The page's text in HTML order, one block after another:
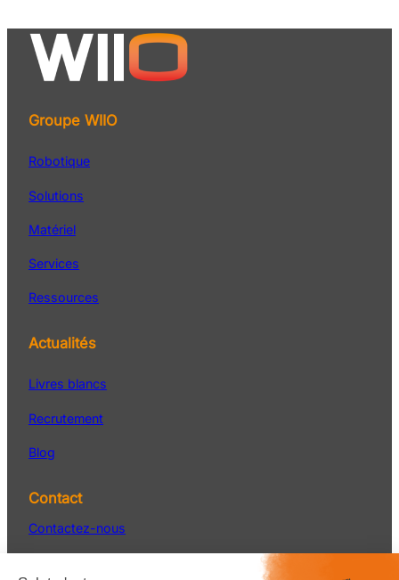
Groupe WIIO
Robotique
Solutions
Matériel
Services
Ressources
Actualités
Livres blancs
Recrutement
Blog
Contact
Contactez-nous